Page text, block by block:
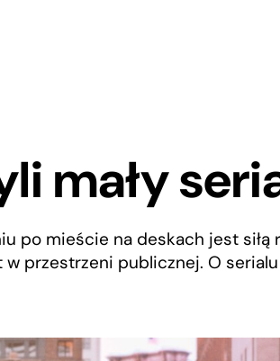
mały
po mieście na deskach jest siłą
przestrzeni publicznej. O serialu